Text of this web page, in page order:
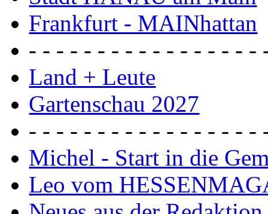
Frankfurt - MAINhattan
- - - - - - - - - - - - - - - - -
Land + Leute
Gartenschau 2027
- - - - - - - - - - - - - - - - -
Michel - Start in die
Leo vom